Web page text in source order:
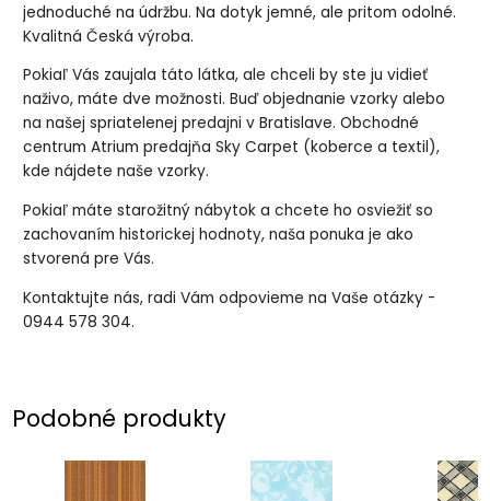
jednoduché na údržbu. Na dotyk jemné, ale pritom odolné.
Kvalitná Česká výroba.
Pokiaľ Vás zaujala táto látka, ale chceli by ste ju vidieť
naživo, máte dve možnosti. Buď objednanie vzorky alebo
na našej spriatelenej predajni v Bratislave. Obchodné
centrum Atrium predajňa Sky Carpet (koberce a textil),
kde nájdete naše vzorky.
Pokiaľ máte starožitný nábytok a chcete ho osviežiť so
zachovaním historickej hodnoty, naša ponuka je ako
stvorená pre Vás.
Kontaktujte nás, radi Vám odpovieme na Vaše otázky -
0944 578 304.
Podobné produkty